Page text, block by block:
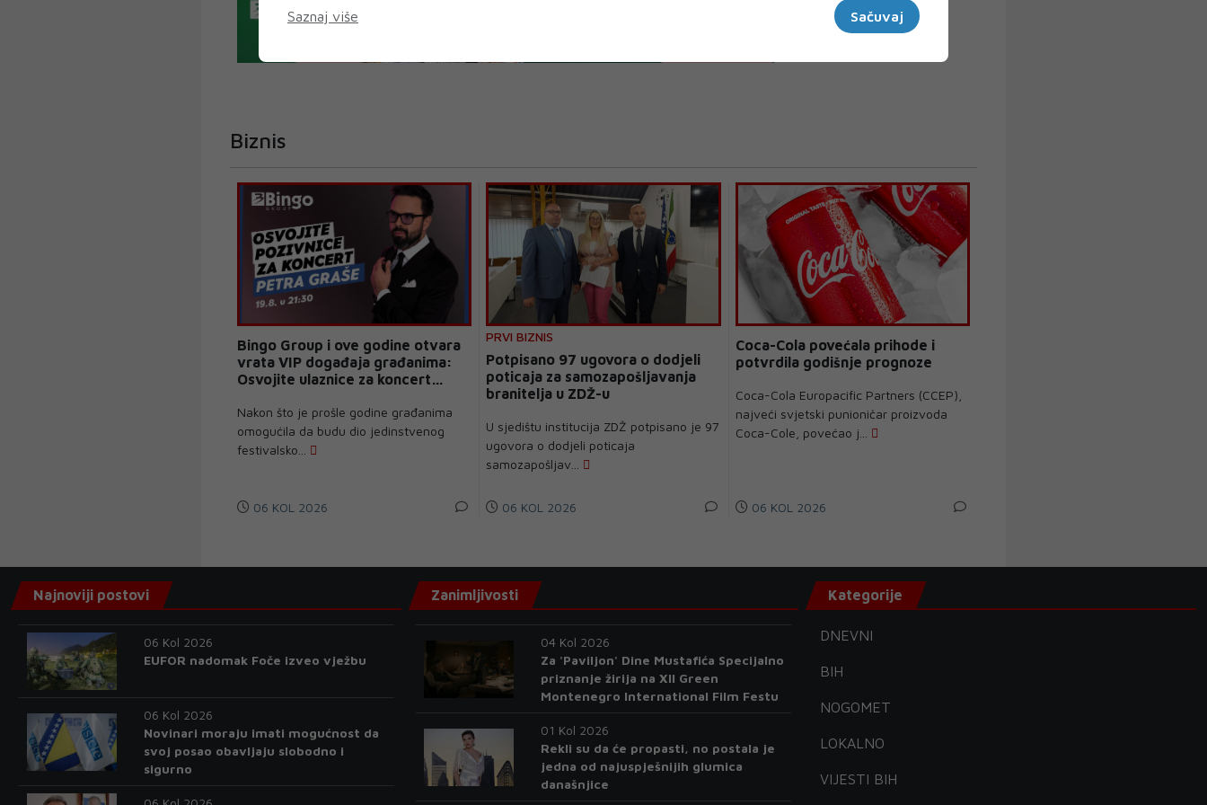
Biznis
Bingo Group i ove godine otvara
vrata VIP događaja građanima:
Osvojite ulaznice za koncert
Nakon što je prošle godine građanima
omogućila da budu dio jedinstvenog
festivalsko...
06 KOL 2026
PRVI BIZNIS
Potpisano 97 ugovora o dodjeli
poticaja za samozapošljavanja
branitelja u ZDŽ-u
U sjedištu institucija ZDŽ potpisano je 97
ugovora o dodjeli poticaja
samozapošljav...
06 KOL 2026
Coca-Cola povećala prihode i
potvrdila godišnje prognoze
Coca-Cola Europacific Partners (CCEP),
najveći svjetski punioničar proizvoda
Coca-Cole, povećao j...
06 KOL 2026
Saznaj više Sačuvaj
Najnoviji postovi
06 Kol 2026
EUFOR nadomak Foče izveo vježbu
06 Kol 2026
Novinari moraju imati mogućnost da
svoj posao obavljaju slobodno i
sigurno
Zanimljivosti
04 Kol 2026
Za 'Paviljon' Dine Mustafića Specijalno
priznanje žirija na XII Green
Montenegro International Film Festu
01 Kol 2026
Rekli su da će propasti, no postala je
jedna od najuspješnijih glumica
današnjice
Kategorije
DNEVNI
BIH
NOGOMET
LOKALNO
VIJESTI BIH